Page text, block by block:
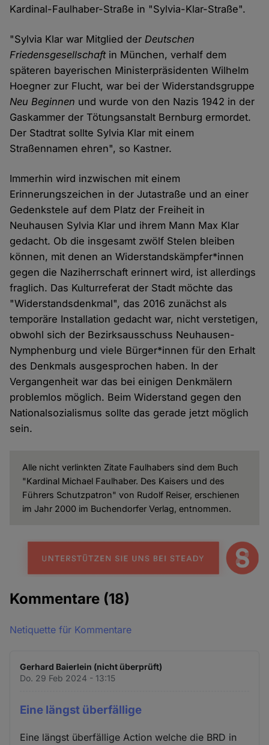
Kardinal-Faulhaber-Straße in "Sylvia-Klar-Straße".
"Sylvia Klar war Mitglied der Deutschen
Friedensgesellschaftin München, verhalf dem
späteren bayerischen Ministerpräsidenten Wilhelm
Hoegner zur Flucht, war bei der Widerstandsgruppe
Neu Beginnen und wurde von den Nazis 1942 in der
Gaskammer der Tötungsanstalt Bernburg ermordet.
Der Stadtrat sollte Sylvia Klar mit einem
Straßennamen ehren", so Kastner.
Immerhin wird inzwischen mit einem
Erinnerungszeichen in der Jutastraße und an einer
Gedenkstele auf dem Platz der Freiheit in
Neuhausen Sylvia Klar und ihrem Mann Max Klar
gedacht. Ob die insgesamt zwölf Stelen bleiben
können, mit denen an Widerstandskämpfer*innen
gegen die Naziherrschaft erinnert wird, ist allerdings
fraglich. Das Kulturreferat der Stadt möchte das
"Widerstandsdenkmal", das 2016 zunächst als
temporäre Installation gedacht war, nicht verstetigen,
obwohl sich der Bezirksausschuss Neuhausen-
Nymphenburg und viele Bürger*innen für den Erhalt
des Denkmals ausgesprochen haben. In der
Vergangenheit war das bei einigen Denkmälern
problemlos möglich. Beim Widerstand gegen den
Nationalsozialismus sollte das gerade jetzt möglich
sein.
Alle nicht verlinkten Zitate Faulhabers sind dem Buch
"Kardinal Michael Faulhaber. Des Kaisers und des
Führers Schutzpatron" von Rudolf Reiser, erschienen
im Jahr 2000 im Buchendorfer Verlag, entnommen.
Kommentare (18)
Netiquette für Kommentare
Gerhard Baierlein (nicht überprüft)
Do. 29 Feb 2024 - 13:15
Eine längst überfällige
Eine längst überfällige Action welche die BRD in